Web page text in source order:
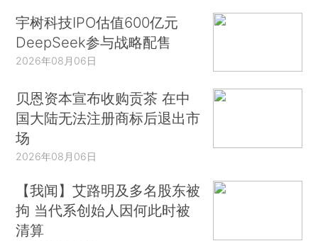
宇树科技IPO估值600亿元
DeepSeek参与战略配售
2026年08月06日
贝恩资本宣布收购贡茶 在中
国大陆无法注册商标后退出市
场
2026年08月06日
【我闻】艾路明及多名股东被
拘 当代系创始人因何此时被
清算